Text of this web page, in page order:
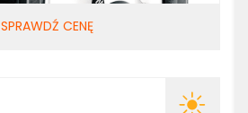
SPRAWDŹ CENĘ